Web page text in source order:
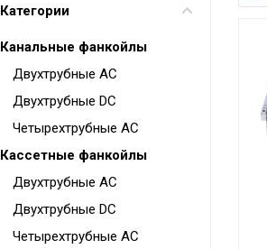
Кондиционеры для
серверной с зимним
Тепловые насосы
Мульти сплит-системы
системы
Mini VRF-системы серия
VRF-системы MDV
Категории
Канальные фанкойлы
Двухтрубные AC
Двухтрубные DC
Четырехтрубные AC
Кассетные фанкойлы
Двухтрубные AC
Двухтрубные DC
Четырехтрубные AC